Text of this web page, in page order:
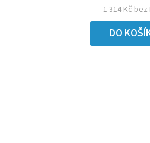
1 314 Kč bez
DO